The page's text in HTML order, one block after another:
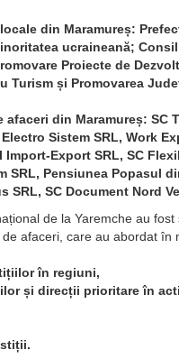
din Maramureș:
ucraineană;
Proiecte de
Turism și Promovarea
din Maramureș: SC
Sistem SRL, Work
Export SRL, SC
SRL, Pensiunea Popasul
SRL, SC Document Nord
de la Yaremche au fost
afaceri, care au abordat în
în regiuni,
și direcții prioritare în